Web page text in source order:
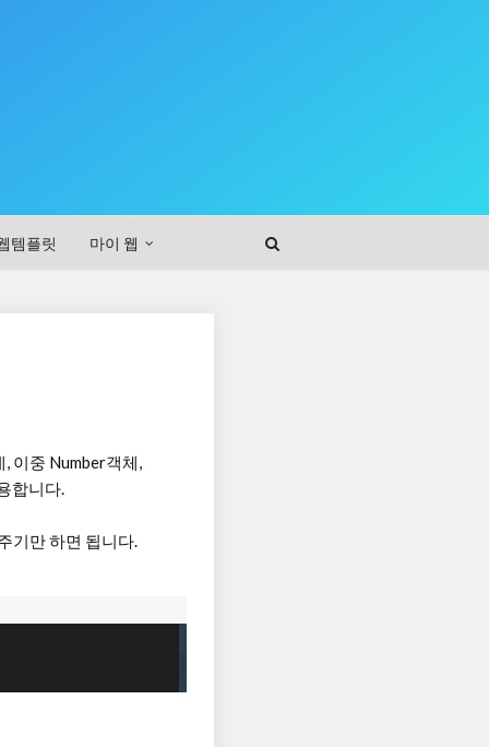
템플릿 마이 웹
이중 Number객체,
합니다.
기만 하면 됩니다.